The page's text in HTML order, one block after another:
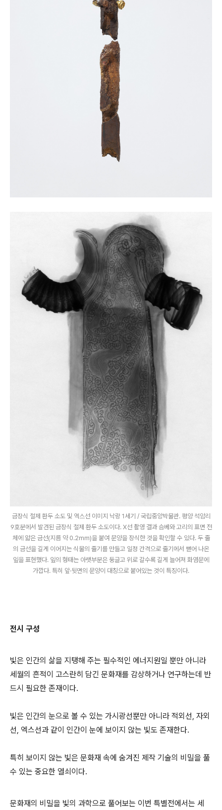
금장식 철제 환두 소도 및 엑스선 이미지 낙랑 1세기 / 국립중앙박물관. 평양 석암리
9호분에서 발견된 금장식 철제 환두 소도이다. X선 촬영 결과 슴베와 고리의 표면 전
체에 얇은 금선(지름 약 0.2㎜)을 붙여 문양을 장식한 것을 확인할 수 있다. 두 줄
의 금선을 길게 이어지는 식물의 줄기를 만들고 일정 간격으로 줄기에서 뻗어 나온
잎을 표현했다. 잎의 형태는 아랫부분은 둥글고 위로 갈수록 길게 늘어져 화염문에
가깝다. 특히 앞·뒷면의 문양이 대칭으로 붙어있는 것이 특징이다.
전시 구성
빛은 인간의 삶을 지탱해 주는 필수적인 에너지원일 뿐만 아니라
세월의 흔적이 고스란히 담긴 문화재를 감상하거나 연구하는데 반
드시 필요한 존재이다.
빛은 인간의 눈으로 볼 수 있는 가시광선뿐만 아니라 적외선, 자외
선, 엑스선과 같이 인간이 눈에 보이지 않는 빛도 존재한다.
특히 보이지 않는 빛은 문화재 속에 숨겨진 제작 기술의 비밀을 풀
수 있는 중요한 열쇠이다.
문화재의 비밀을 빛의 과학으로 풀어보는 이번 특별전에서는 세